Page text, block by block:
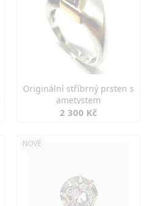
Originální stříbrný prsten s
ametystem
2 300 Kč
NOVÉ